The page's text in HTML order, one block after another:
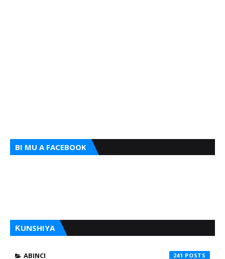
BI MU A FACEBOOK
ƘUNSHIYA
ABINCI 241